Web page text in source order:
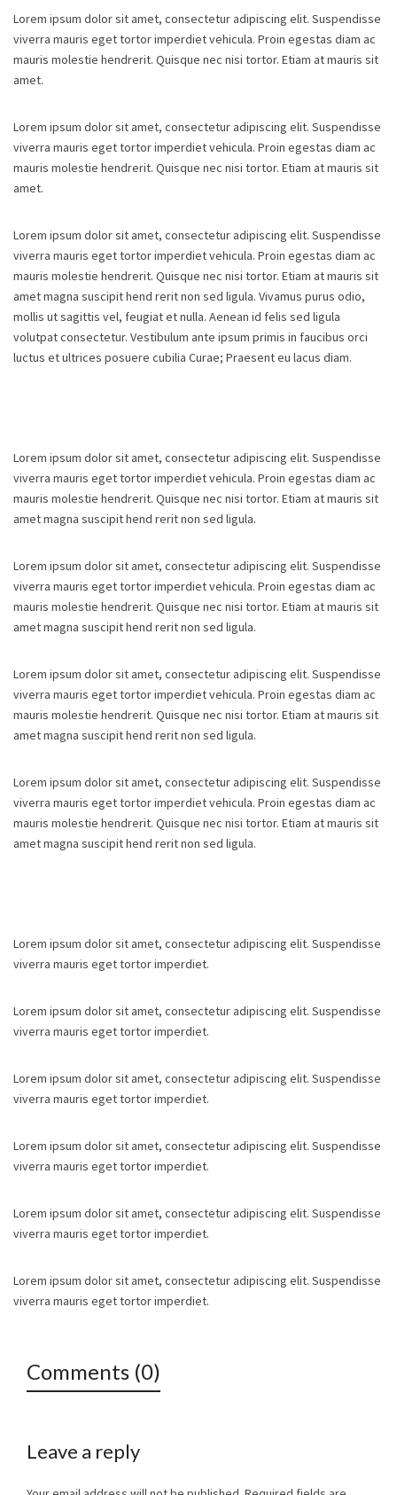
Lorem ipsum dolor sit amet, consectetur adipiscing elit. Suspendisse
viverra mauris eget tortor imperdiet vehicula. Proin egestas diam ac
mauris molestie hendrerit. Quisque nec nisi tortor. Etiam at mauris sit
amet.
Lorem ipsum dolor sit amet, consectetur adipiscing elit. Suspendisse
viverra mauris eget tortor imperdiet vehicula. Proin egestas diam ac
mauris molestie hendrerit. Quisque nec nisi tortor. Etiam at mauris sit
amet.
Lorem ipsum dolor sit amet, consectetur adipiscing elit. Suspendisse
viverra mauris eget tortor imperdiet vehicula. Proin egestas diam ac
mauris molestie hendrerit. Quisque nec nisi tortor. Etiam at mauris sit
amet magna suscipit hend rerit non sed ligula. Vivamus purus odio,
mollis ut sagittis vel, feugiat et nulla. Aenean id felis sed ligula
volutpat consectetur. Vestibulum ante ipsum primis in faucibus orci
luctus et ultrices posuere cubilia Curae; Praesent eu lacus diam.
Lorem ipsum dolor sit amet, consectetur adipiscing elit. Suspendisse
viverra mauris eget tortor imperdiet vehicula. Proin egestas diam ac
mauris molestie hendrerit. Quisque nec nisi tortor. Etiam at mauris sit
amet magna suscipit hend rerit non sed ligula.
Lorem ipsum dolor sit amet, consectetur adipiscing elit. Suspendisse
viverra mauris eget tortor imperdiet vehicula. Proin egestas diam ac
mauris molestie hendrerit. Quisque nec nisi tortor. Etiam at mauris sit
amet magna suscipit hend rerit non sed ligula.
Lorem ipsum dolor sit amet, consectetur adipiscing elit. Suspendisse
viverra mauris eget tortor imperdiet vehicula. Proin egestas diam ac
mauris molestie hendrerit. Quisque nec nisi tortor. Etiam at mauris sit
amet magna suscipit hend rerit non sed ligula.
Lorem ipsum dolor sit amet, consectetur adipiscing elit. Suspendisse
viverra mauris eget tortor imperdiet vehicula. Proin egestas diam ac
mauris molestie hendrerit. Quisque nec nisi tortor. Etiam at mauris sit
amet magna suscipit hend rerit non sed ligula.
Lorem ipsum dolor sit amet, consectetur adipiscing elit. Suspendisse
viverra mauris eget tortor imperdiet.
Lorem ipsum dolor sit amet, consectetur adipiscing elit. Suspendisse
viverra mauris eget tortor imperdiet.
Lorem ipsum dolor sit amet, consectetur adipiscing elit. Suspendisse
viverra mauris eget tortor imperdiet.
Lorem ipsum dolor sit amet, consectetur adipiscing elit. Suspendisse
viverra mauris eget tortor imperdiet.
Lorem ipsum dolor sit amet, consectetur adipiscing elit. Suspendisse
viverra mauris eget tortor imperdiet.
Lorem ipsum dolor sit amet, consectetur adipiscing elit. Suspendisse
viverra mauris eget tortor imperdiet.
Comments (0)
Leave a reply